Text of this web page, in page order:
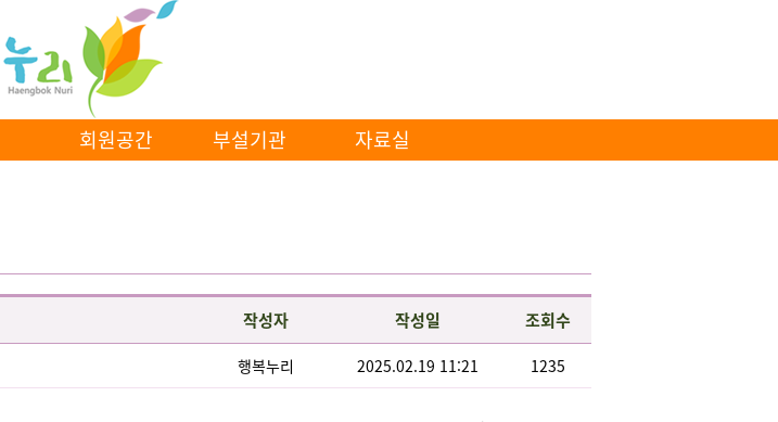
회원공간 부설기관 자료실
작성자 작성일 조회수
행복누리 2025.02.19 11:21 1235